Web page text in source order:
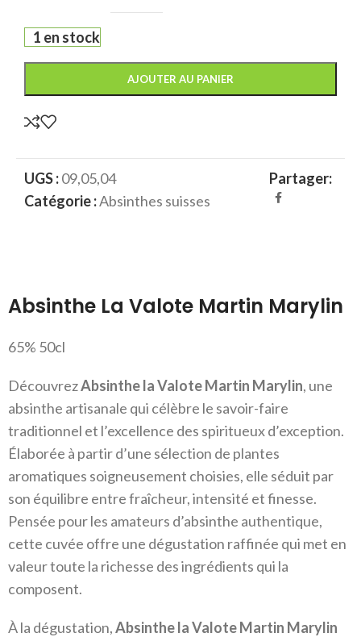
1 en stock
AJOUTER AU PANIER
UGS :09,05,04
Catégorie :Absinthes suisses
Partager:
Absinthe La Valote Martin Marylin
65% 50cl
DécouvrezAbsinthe la Valote Martin Marylin, une
absinthe artisanale qui célèbre le savoir-faire
traditionnel et l’excellence des spiritueux d’exception.
Élaborée à partir d’une sélection de plantes
aromatiques soigneusement choisies, elle séduit par
son équilibre entre fraîcheur, intensité et finesse.
Pensée pour les amateurs d’absinthe authentique,
cette cuvée offre une dégustation raffinée qui met en
valeur toute la richesse des ingrédients qui la
composent.
À la dégustation,Absinthe la Valote Martin Marylin